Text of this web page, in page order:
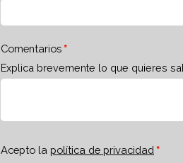
Comentarios
Explica brevemente lo que quieres
Acepto la política de privacidad